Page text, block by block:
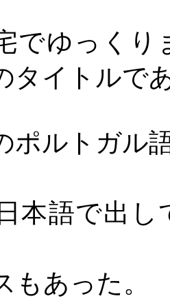
でゆっくり
タイトルで
ポルトガル
本語で出
もあった。